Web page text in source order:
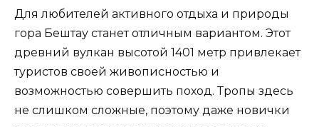
Для любителей активного отдыха и природы
гора Бештау станет отличным вариантом. Этот
древний вулкан высотой 1401 метр привлекает
туристов своей живописностью и
возможностью совершить поход. Тропы здесь
не слишком сложные, поэтому даже новички